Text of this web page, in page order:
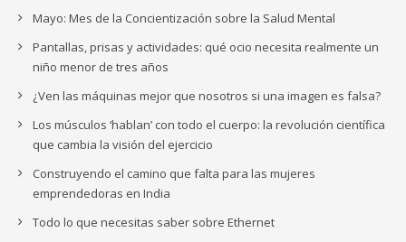
Mayo: Mes de la Concientización sobre la Salud Mental
Pantallas, prisas y actividades: qué ocio necesita realmente un
niño menor de tres años
¿Ven las máquinas mejor que nosotros si una imagen es falsa?
Los músculos ‘hablan’ con todo el cuerpo: la revolución científica
que cambia la visión del ejercicio
Construyendo el camino que falta para las mujeres
emprendedoras en India
Todo lo que necesitas saber sobre Ethernet